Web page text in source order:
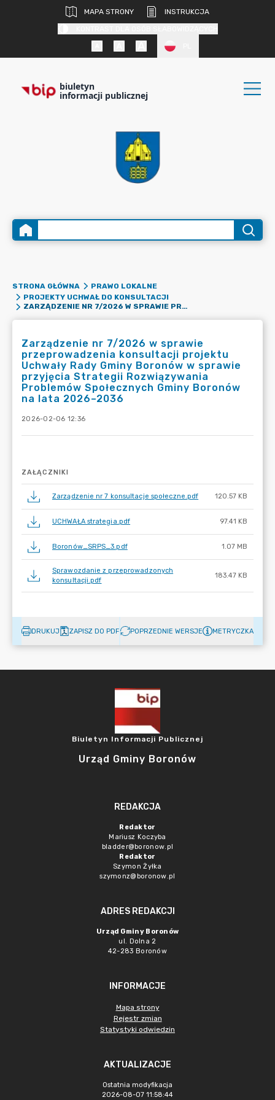
MAPA STRONY
INSTRUKCJA
biuletyn
informacji publicznej
STRONA GŁÓWNA
PRAWO LOKALNE
PROJEKTY UCHWAŁ DO KONSULTACJI
ZARZĄDZENIE NR 7/2026 W SPRAWIE PRZEPROWADZENIA KONSULTACJI PROJEKTU UCHWAŁY RADY GMINY BORONÓW W SPRAWIE PRZYJĘCIA STRATEGII ROZWIĄZYWANIA PROBLEMÓW SPOŁECZNYCH GMINY BORONÓW NA LATA 2026–2036
Zarządzenie nr 7/2026 w sprawie
przeprowadzenia konsultacji projektu
Uchwały Rady Gminy Boronów w sprawie
przyjęcia Strategii Rozwiązywania
Problemów Społecznych Gminy Boronów
na lata 2026–2036
2026-02-06 12:36
ZAŁĄCZNIKI
Zarządzenie nr 7 konsultacje społeczne.pdf 120.57 KB
UCHWAŁA strategia.pdf 97.41 KB
Boronów_SRPS_3.pdf 1.07 MB
Sprawozdanie z przeprowadzonych
konsultacji.pdf
183.47 KB
DRUKUJ ZAPISZ DO PDF POPRZEDNIE WERSJE METRYCZKA
Biuletyn Informacji Publicznej
Urząd Gminy Boronów
REDAKCJA
Redaktor
Mariusz Koczyba
bladder@boronow.pl
Redaktor
Szymon Żyłka
szymonz@boronow.pl
ADRES REDAKCJI
Urząd Gminy Boronów
ul. Dolna 2
42-283 Boronów
INFORMACJE
Mapa strony
Rejestr zmian
Statystyki odwiedzin
AKTUALIZACJE
Ostatnia modyfikacja
2026-08-07 11:58:44